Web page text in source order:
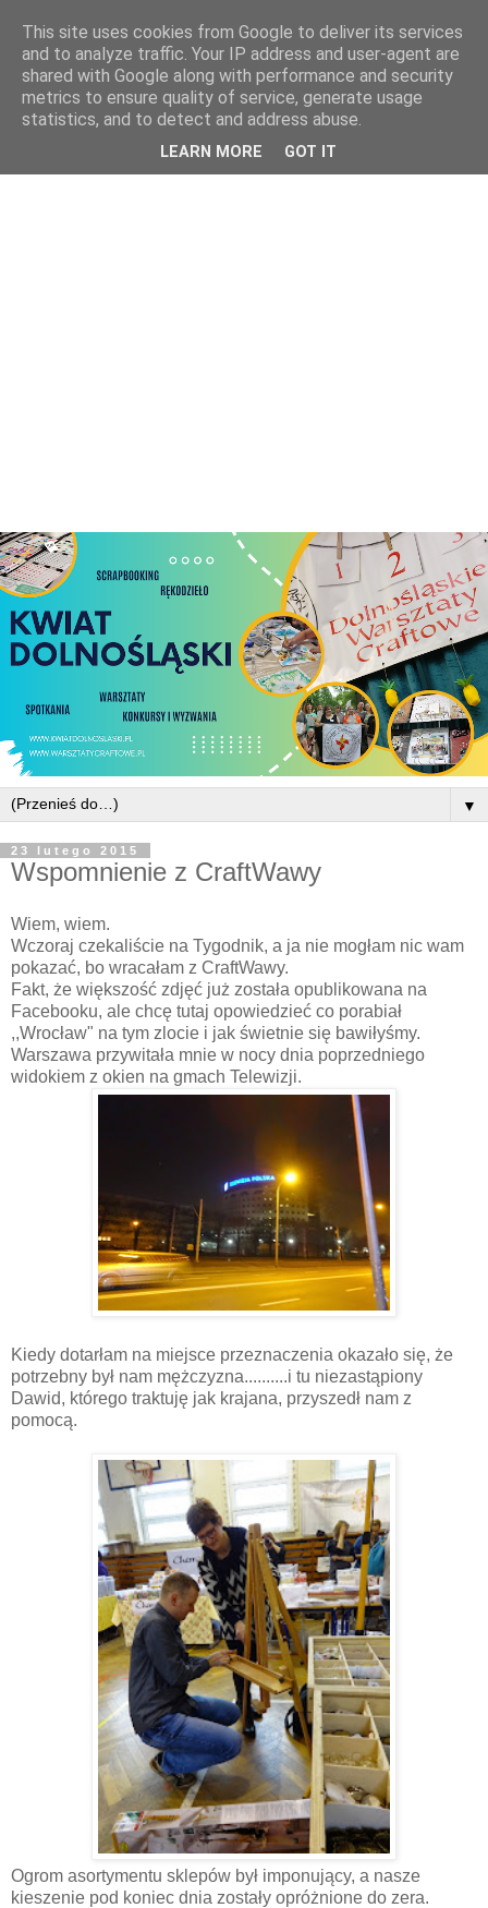
▼
23 lutego 2015
Wspomnienie z CraftWawy
Wiem, wiem.
Wczoraj czekaliście na Tygodnik, a ja nie mogłam nic wam
pokazać, bo wracałam z CraftWawy.
Fakt, że większość zdjęć już została opublikowana na
Facebooku, ale chcę tutaj opowiedzieć co porabiał
,,Wrocław" na tym zlocie i jak świetnie się bawiłyśmy.
Warszawa przywitała mnie w nocy dnia poprzedniego
widokiem z okien na gmach Telewizji.
Kiedy dotarłam na miejsce przeznaczenia okazało się, że
potrzebny był nam mężczyzna..........i tu niezastąpiony
Dawid, którego traktuję jak krajana, przyszedł nam z
pomocą.
Ogrom asortymentu sklepów był imponujący, a nasze
kieszenie pod koniec dnia zostały opróżnione do zera.
This site uses cookies from Google to deliver its services
and to analyze traffic. Your IP address and user-agent are
shared with Google along with performance and security
metrics to ensure quality of service, generate usage
statistics, and to detect and address abuse.
LEARN MORE GOT IT